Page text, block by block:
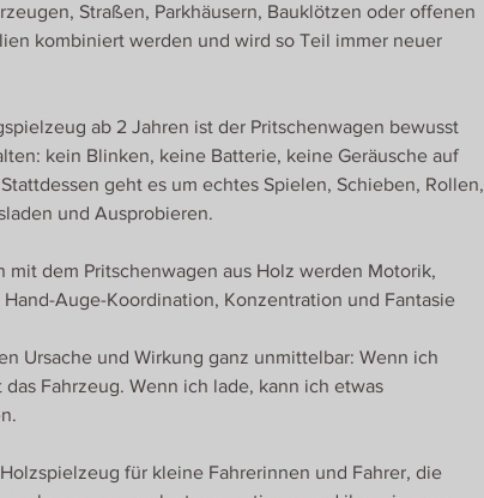
Straßen, Parkhäusern, Bauklötzen oder offenen
kombiniert werden und wird so Teil immer neuer
ab 2 Jahren ist der Pritschenwagen bewusst
kein Blinken, keine Batterie, keine Geräusche auf
geht es um echtes Spielen, Schieben, Rollen,
und Ausprobieren.
mit dem Pritschenwagen aus Holz werden Motorik,
Auge-Koordination, Konzentration und Fantasie
Ursache und Wirkung ganz unmittelbar: Wenn ich
Fahrzeug. Wenn ich lade, kann ich etwas
für kleine Fahrerinnen und Fahrer, die